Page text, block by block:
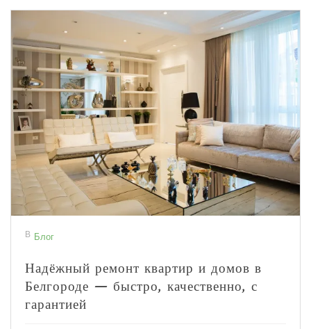
В Блог
Надёжный ремонт квартир и домов в
Белгороде — быстро, качественно, с
гарантией